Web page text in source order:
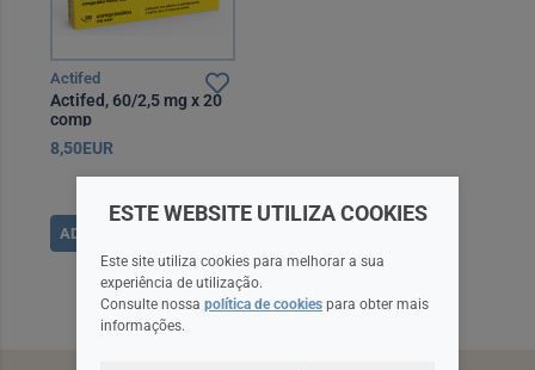
Actifed
Actifed, 60/2,5 mg x 20
comp
8,50EUR
ADICIONAR
ESTE WEBSITE UTILIZA COOKIES
Este site utiliza cookies para melhorar a sua
experiência de utilização.
Consulte nossa política de cookies para obter mais
informações.